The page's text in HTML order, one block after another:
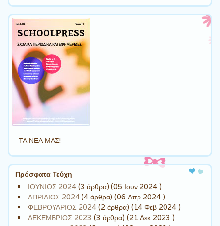
ΤΑ ΝΕΑ ΜΑΣ!
Πρόσφατα Τεύχη
ΙΟΥΝΙΟΣ 2024 (3 άρθρα) (05 Ιουν 2024 )
ΑΠΡΙΛΙΟΣ 2024 (4 άρθρα) (06 Απρ 2024 )
ΦΕΒΡΟΥΑΡΙΟΣ 2024 (2 άρθρα) (14 Φεβ 2024 )
ΔΕΚΕΜΒΡΙΟΣ 2023 (3 άρθρα) (21 Δεκ 2023 )